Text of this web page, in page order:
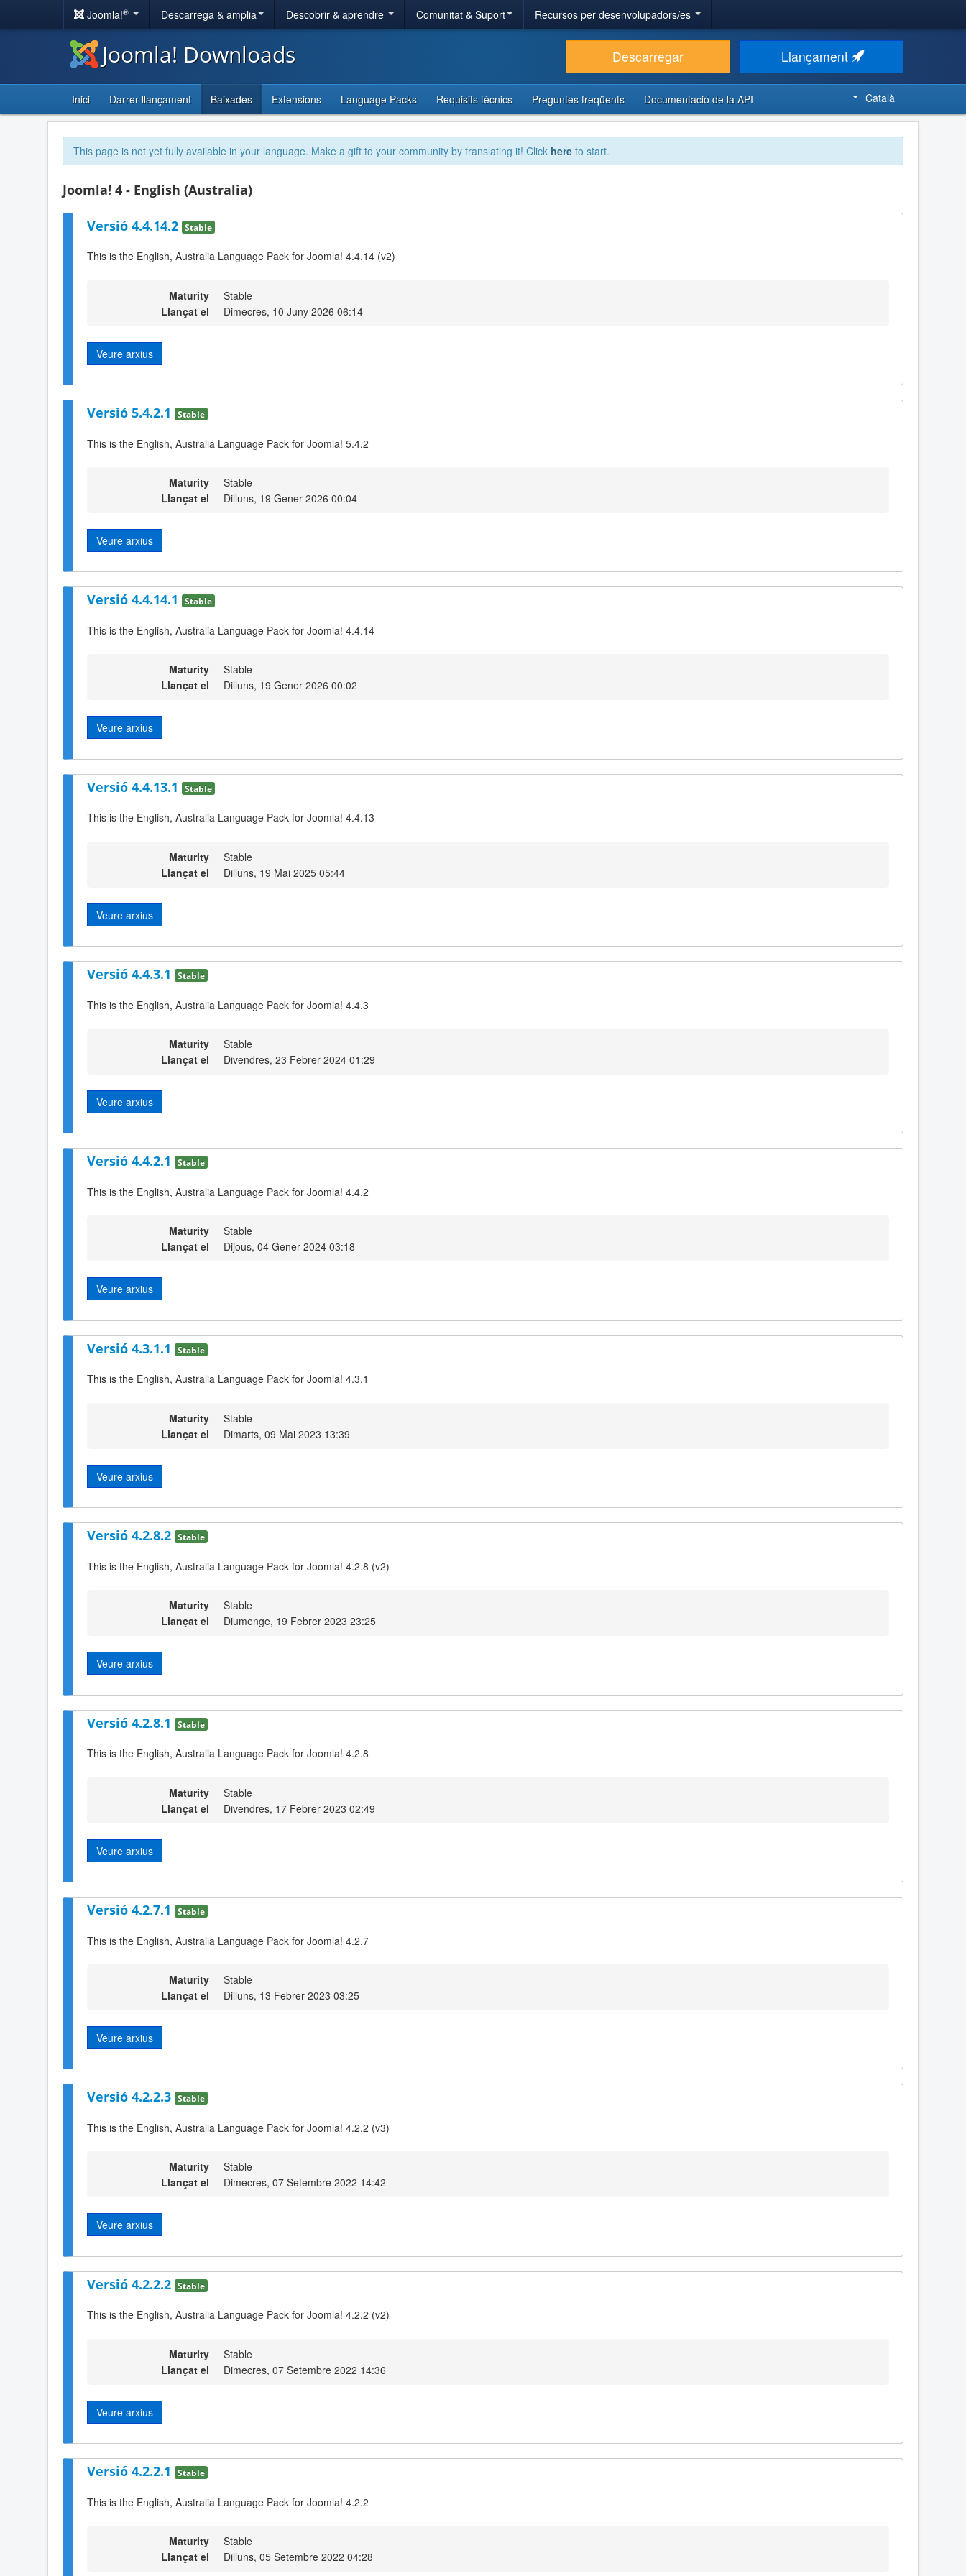
Joomla!® Descarrega & amplia Descobrir & aprendre Comunitat & Suport Recursos per desenvolupadors/es
Joomla! Downloads Descarregar Llançament
Inici Darrer llançament Baixades Extensions Language Packs Requisits tècnics Preguntes freqüents Documentació de la API Català
This page is not yet fully available in your language. Make a gift to your community by translating it! Click here to start.
Joomla! 4 - English (Australia)
Versió 4.4.14.2 Stable
This is the English, Australia Language Pack for Joomla! 4.4.14 (v2)
Maturity
Stable
Llançat el
Dimecres, 10 Juny 2026 06:14
Veure arxius
Versió 5.4.2.1 Stable
This is the English, Australia Language Pack for Joomla! 5.4.2
Maturity
Stable
Llançat el
Dilluns, 19 Gener 2026 00:04
Veure arxius
Versió 4.4.14.1 Stable
This is the English, Australia Language Pack for Joomla! 4.4.14
Maturity
Stable
Llançat el
Dilluns, 19 Gener 2026 00:02
Veure arxius
Versió 4.4.13.1 Stable
This is the English, Australia Language Pack for Joomla! 4.4.13
Maturity
Stable
Llançat el
Dilluns, 19 Mai 2025 05:44
Veure arxius
Versió 4.4.3.1 Stable
This is the English, Australia Language Pack for Joomla! 4.4.3
Maturity
Stable
Llançat el
Divendres, 23 Febrer 2024 01:29
Veure arxius
Versió 4.4.2.1 Stable
This is the English, Australia Language Pack for Joomla! 4.4.2
Maturity
Stable
Llançat el
Dijous, 04 Gener 2024 03:18
Veure arxius
Versió 4.3.1.1 Stable
This is the English, Australia Language Pack for Joomla! 4.3.1
Maturity
Stable
Llançat el
Dimarts, 09 Mai 2023 13:39
Veure arxius
Versió 4.2.8.2 Stable
This is the English, Australia Language Pack for Joomla! 4.2.8 (v2)
Maturity
Stable
Llançat el
Diumenge, 19 Febrer 2023 23:25
Veure arxius
Versió 4.2.8.1 Stable
This is the English, Australia Language Pack for Joomla! 4.2.8
Maturity
Stable
Llançat el
Divendres, 17 Febrer 2023 02:49
Veure arxius
Versió 4.2.7.1 Stable
This is the English, Australia Language Pack for Joomla! 4.2.7
Maturity
Stable
Llançat el
Dilluns, 13 Febrer 2023 03:25
Veure arxius
Versió 4.2.2.3 Stable
This is the English, Australia Language Pack for Joomla! 4.2.2 (v3)
Maturity
Stable
Llançat el
Dimecres, 07 Setembre 2022 14:42
Veure arxius
Versió 4.2.2.2 Stable
This is the English, Australia Language Pack for Joomla! 4.2.2 (v2)
Maturity
Stable
Llançat el
Dimecres, 07 Setembre 2022 14:36
Veure arxius
Versió 4.2.2.1 Stable
This is the English, Australia Language Pack for Joomla! 4.2.2
Maturity
Stable
Llançat el
Dilluns, 05 Setembre 2022 04:28